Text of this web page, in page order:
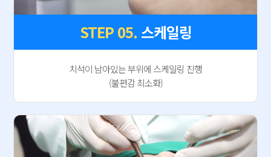
STEP 05. 스케일링
치석이 남아있는 부위에 스케일링 진행
(불편감 최소화)